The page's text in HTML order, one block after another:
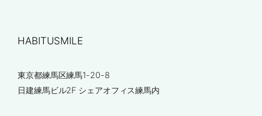
HABITUSMILE
東京都練馬区練馬1-20-8
日建練馬ビル2F シェアオフィス練馬内